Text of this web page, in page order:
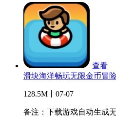
查看
滑块海洋畅玩无限金币冒
128.5M丨07-07
备注：下载游戏自动生成